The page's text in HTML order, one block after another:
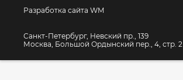
Разработка сайта WM
Санкт-Петербург, Невский пр., 139
Москва, Большой Ордынский пер., 4, стр. 2